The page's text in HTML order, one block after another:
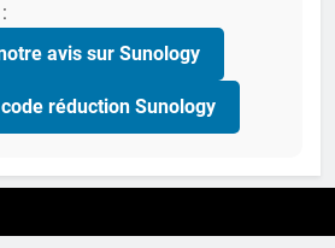
avis sur Sunology
réduction Sunology